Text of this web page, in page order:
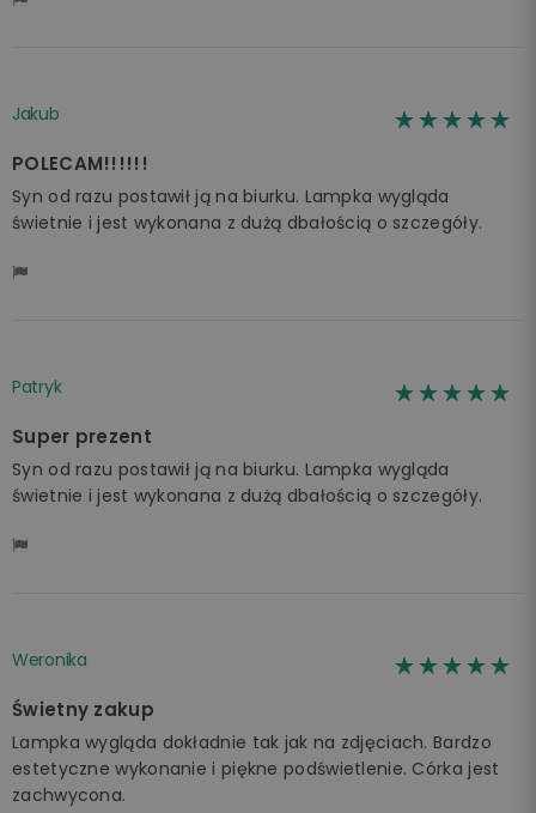
Jakub ☆☆☆☆☆
★★★★★
POLECAM!!!!!!
Syn od razu postawił ją na biurku. Lampka wygląda
świetnie i jest wykonana z dużą dbałością o szczegóły.
Patryk ☆☆☆☆☆
★★★★★
Super prezent
Syn od razu postawił ją na biurku. Lampka wygląda
świetnie i jest wykonana z dużą dbałością o szczegóły.
Weronika ☆☆☆☆☆
★★★★★
Świetny zakup
Lampka wygląda dokładnie tak jak na zdjęciach. Bardzo
estetyczne wykonanie i piękne podświetlenie. Córka jest
zachwycona.